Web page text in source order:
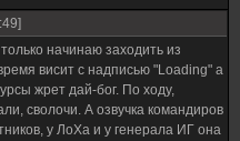
начинаю заходить из
висит с надписью "Loading" а
жрет дай-бог. По ходу,
сволочи. А озвучка командиров
у ЛоХа и у генерала ИГ она